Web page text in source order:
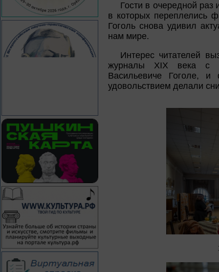
Гости в очередной раз
в которых переплелись
Гоголь снова удивил
нам мире.
Интерес читателей
журналы ХIХ века с
Васильевиче Гоголе, и
удовольствием делали